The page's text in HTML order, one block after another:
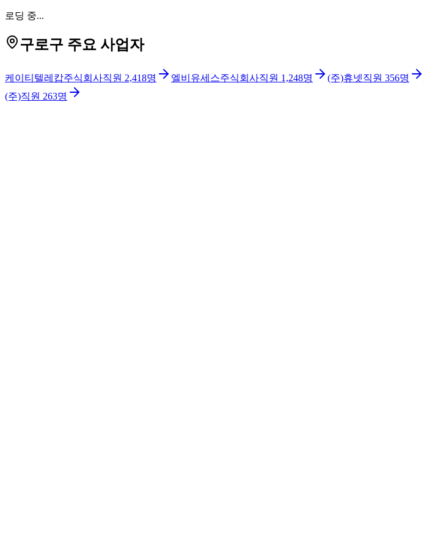
로딩 중...
구로구 주요 사업자
케이티텔레캅주식회사직원 2,418명 엘비유세스주식회사직원 1,248명 (주)휴넷직원 356명
(주)직원 263명